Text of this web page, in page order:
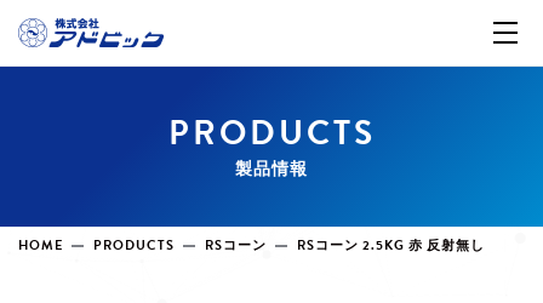
PRODUCTS
製品情報
HOME PRODUCTS RSコーン RSコーン 2.5KG 赤 反射無し